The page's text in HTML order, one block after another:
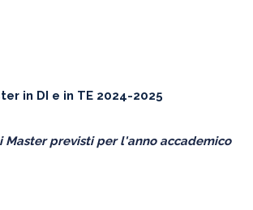
in DI e in TE 2024-2025
Master previsti per l'anno accademico